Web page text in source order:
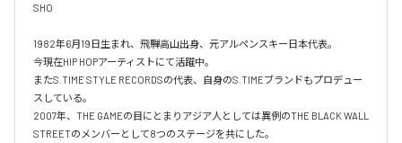
SHO
1982年6月19日生まれ、飛騨高山出身、元アルペンスキー日本代表。
今現在HIP HOPアーティストにて活躍中。
またS.TIME STYLE RECORDSの代表、自身のS.TIMEブランドもプロデュー
スしている。
2007年、THE GAMEの目にとまりアジア人としては異例のTHE BLACK WALL
STREETのメンバーとして8つのステージを共にした。